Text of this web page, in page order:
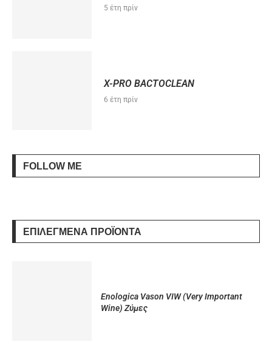
5 έτη πρίν
X-PRO BACTOCLEAN
6 έτη πρίν
FOLLOW ME
ΕΠΙΛΕΓΜΈΝΑ ΠΡΟΪΌΝΤΑ
Enologica Vason VIW (Very Important
Wine) Ζύμες